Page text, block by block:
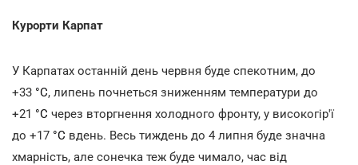
Курорти Карпат
У Карпатах останній день червня буде спекотним, до
+33 °С, липень почнеться зниженням температури до
+21 °С через вторгнення холодного фронту, у високогір'ї
до +17 °С вдень. Весь тиждень до 4 липня буде значна
хмарність, але сонечка теж буде чимало, час від